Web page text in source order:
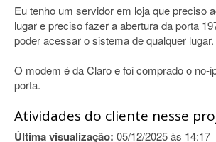
Eu tenho um servidor em loja que preciso
lugar e preciso fazer a abertura da porta
poder acessar o sistema de qualquer lugar.
O modem é da Claro e foi comprado o no-
porta.
Atividades do cliente nesse
Última visualização: 05/12/2025 às 14:17